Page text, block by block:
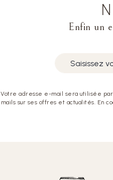
Enfin un
Votre adresse e-mail sera utilisée
mails sur ses offres et actualités. En